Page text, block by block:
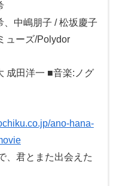
中嶋朋子 / 松坂慶子
ューズ/Polydor
成田洋一 ■音楽:ノグ
ano-hana-
、君とまた出会えた